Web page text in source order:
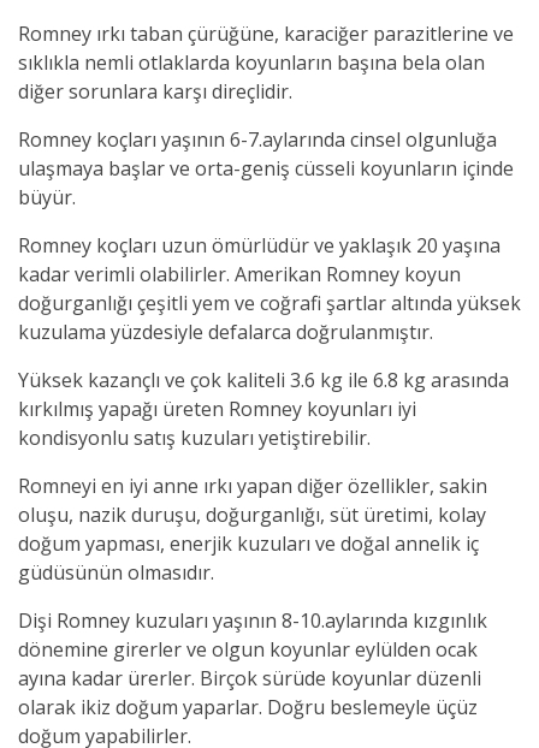
Romney ırkı taban çürüğüne, karaciğer parazitlerine ve
sıklıkla nemli otlaklarda koyunların başına bela olan
diğer sorunlara karşı direçlidir.
Romney koçları yaşının 6-7.aylarında cinsel olgunluğa
ulaşmaya başlar ve orta-geniş cüsseli koyunların içinde
büyür.
Romney koçları uzun ömürlüdür ve yaklaşık 20 yaşına
kadar verimli olabilirler. Amerikan Romney koyun
doğurganlığı çeşitli yem ve coğrafi şartlar altında yüksek
kuzulama yüzdesiyle defalarca doğrulanmıştır.
Yüksek kazançlı ve çok kaliteli 3.6 kg ile 6.8 kg arasında
kırkılmış yapağı üreten Romney koyunları iyi
kondisyonlu satış kuzuları yetiştirebilir.
Romneyi en iyi anne ırkı yapan diğer özellikler, sakin
oluşu, nazik duruşu, doğurganlığı, süt üretimi, kolay
doğum yapması, enerjik kuzuları ve doğal annelik iç
güdüsünün olmasıdır.
Dişi Romney kuzuları yaşının 8-10.aylarında kızgınlık
dönemine girerler ve olgun koyunlar eylülden ocak
ayına kadar ürerler. Birçok sürüde koyunlar düzenli
olarak ikiz doğum yaparlar. Doğru beslemeyle üçüz
doğum yapabilirler.